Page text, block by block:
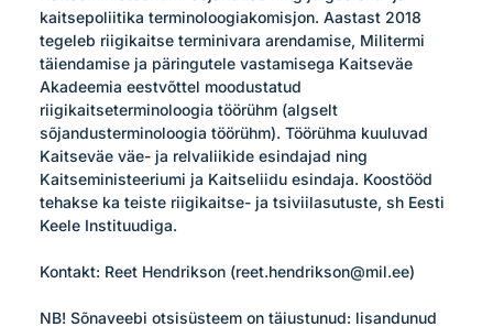
kaitsepoliitika terminoloogiakomisjon. Aastast 2018
tegeleb riigikaitse terminivara arendamise, Militermi
täiendamise ja päringutele vastamisega Kaitseväe
Akadeemia eestvõttel moodustatud
riigikaitseterminoloogia töörühm (algselt
sõjandusterminoloogia töörühm). Töörühma kuuluvad
Kaitseväe väe- ja relvaliikide esindajad ning
Kaitseministeeriumi ja Kaitseliidu esindaja. Koostööd
tehakse ka teiste riigikaitse- ja tsiviilasutuste, sh Eesti
Keele Instituudiga.
Kontakt: Reet Hendrikson (reet.hendrikson@mil.ee)
NB! Sõnaveebi otsisüsteem on täiustunud: lisandunud